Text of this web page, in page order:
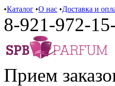
•Каталог •О нас •Доставка и
8-921-972-
Прием